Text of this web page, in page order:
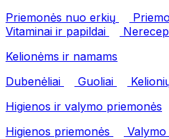
Priemonės nuo erkių
Vitaminai ir papildai
Kelionėms ir namams
Dubenėliai
Guoliai
Higienos ir valymo priemonės
Higienos priemonės